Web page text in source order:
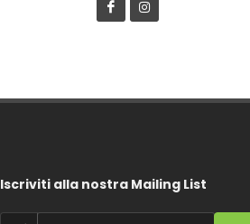
Iscriviti alla nostra Mailing List